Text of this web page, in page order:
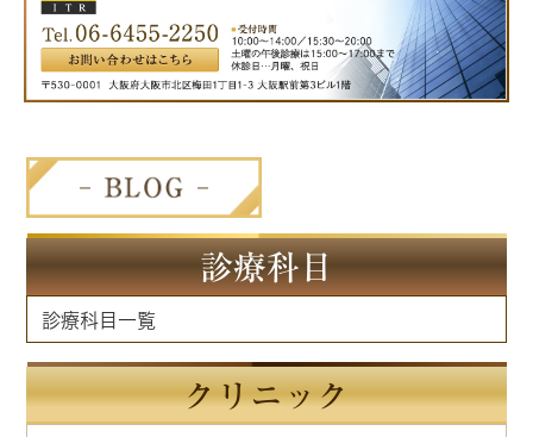
診療科目
診療科目一覧
クリニック